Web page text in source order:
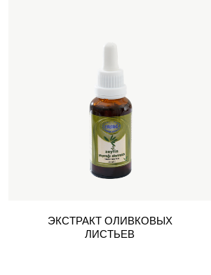
ЭКСТРАКТ ОЛИВКОВЫХ
ЛИСТЬЕВ